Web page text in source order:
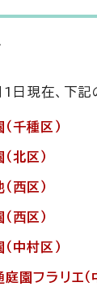
現在、下記
千種区）
北区）
西区）
西区）
中村区）
園フラリエ（